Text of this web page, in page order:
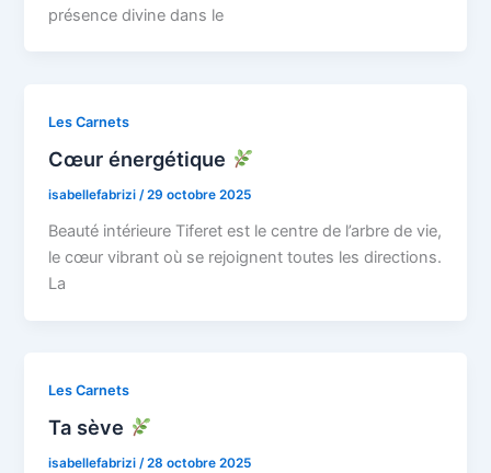
présence divine dans le
Les Carnets
Cœur énergétique
isabellefabrizi/29 octobre 2025
Beauté intérieure Tiferet est le centre de l’arbre de vie,
le cœur vibrant où se rejoignent toutes les directions.
La
Les Carnets
Ta sève
isabellefabrizi/28 octobre 2025